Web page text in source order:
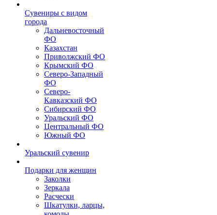
Сувениры с видом
города
Дальневосточный
ФО
Казахстан
Приволжский ФО
Крымский ФО
Северо-Западный
ФО
Северо-
Кавказский ФО
Сибирский ФО
Уральский ФО
Центральный ФО
Южный ФО
Уральский сувенир
Подарки для женщин
Заколки
Зеркала
Расчески
Шкатулки, ларцы,